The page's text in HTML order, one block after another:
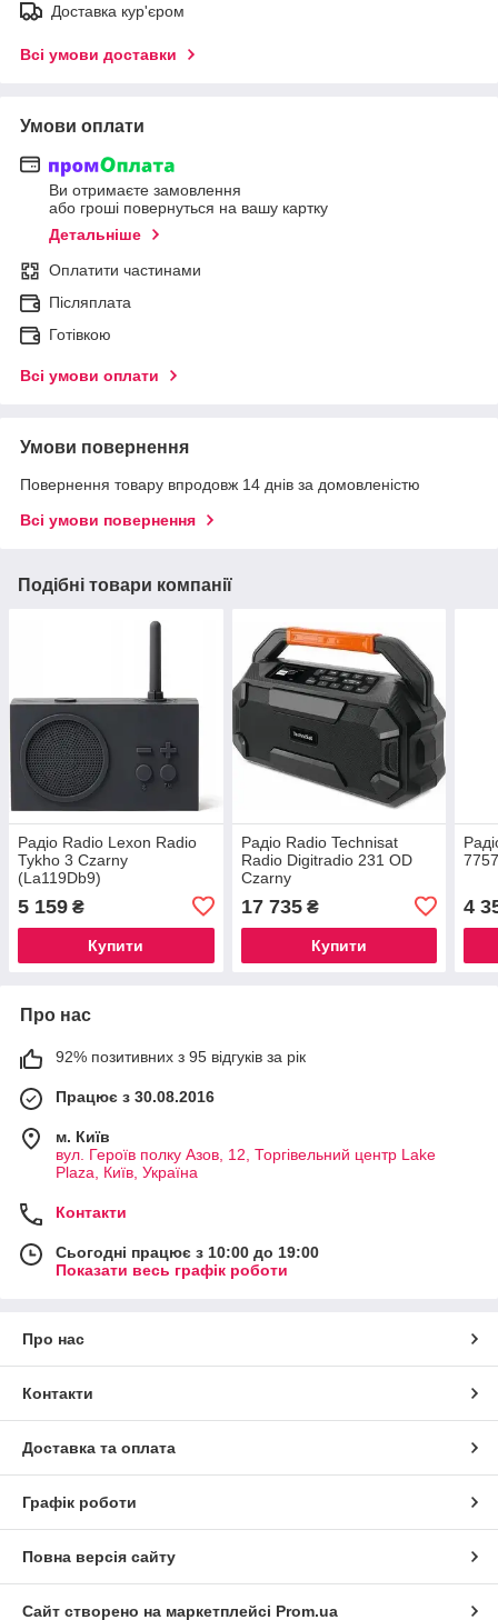
Доставка кур'єром
Всі умови доставки
Умови оплати
Ви отримаєте замовлення
або гроші повернуться на вашу картку
Детальніше
Оплатити частинами
Післяплата
Готівкою
Всі умови оплати
Умови повернення
Повернення товару впродовж 14 днів за домовленістю
Всі умови повернення
Подібні товари компанії
Радіо Radio Lexon Radio
Tykho 3 Czarny
(La119Db9)
5 159 ₴
Купити
Радіо Radio Technisat
Radio Digitradio 231 OD
Czarny
17 735₴
Купити
4
Про нас
92% позитивних з 95 відгуків за рік
Працює з 30.08.2016
м. Київ
вул. Героїв полку Азов, 12, Торгівельний центр Lake
Plaza, Київ, Україна
Контакти
Сьогодні працює з 10:00 до 19:00
Показати весь графік роботи
Про нас
Контакти
Доставка та оплата
Графік роботи
Повна версія сайту
Сайт створено на маркетплейсі Prom.ua